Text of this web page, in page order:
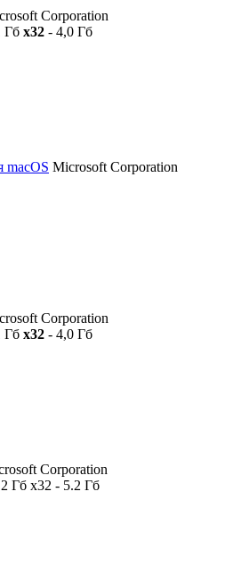
Corporation
Гб x32 - 4,0 Гб
macOS Microsoft Corporation
Corporation
Гб x32 - 4,0 Гб
Corporation
Гб x32 - 5.2 Гб